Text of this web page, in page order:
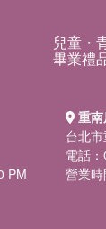
兒童・
畢業禮
PM
重
台北
電話
營業